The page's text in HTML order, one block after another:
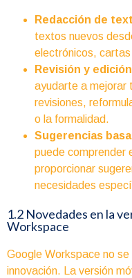
Redacción de
textos nuevos
electrónicos,
Revisión y
ayudarte a mejorar
revisiones,
o la formalidad.
Sugerencias
puede comprender
proporcionar
necesidades
1.2 Novedades en la
Workspace
Google Workspace no
innovación. La versión